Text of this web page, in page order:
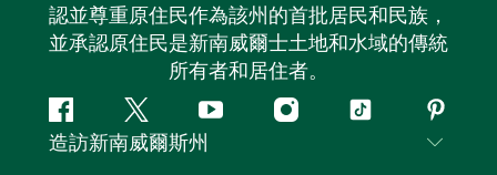
認並尊重原住民作為該州的首批居民和民族，
並承認原住民是新南威爾士土地和水域的傳統
所有者和居住者。
Facebook嘰
嘰
Youtube Instagram
抖
造訪新南威爾斯州